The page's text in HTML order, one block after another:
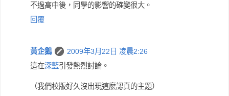
不過高中後，同學的影響的確變很大。
回覆
黃企鵝
2009年3月22日 凌晨2:26
這在深藍引發熱烈討論。
（我們校版好久沒出現這麼認真的主題）